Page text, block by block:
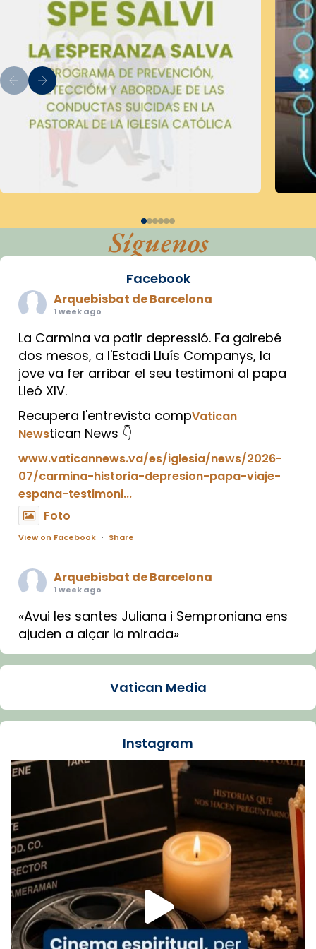
Síguenos
Facebook
Arquebisbat de Barcelona
1 week ago
La Carmina va patir depressió. Fa gairebé
dos mesos, a l'Estadi Lluís Companys, la
jove va fer arribar el seu testimoni al papa
Lleó XIV.
Recupera l'entrevista compVatican
Newstican News 👇
www.vaticannews.va/es/iglesia/news/2026-
07/carmina-historia-depresion-papa-viaje-
espana-testimoni...
Foto
View on Facebook · Share
Arquebisbat de Barcelona
1 week ago
«Avui les santes Juliana i Semproniana ens
ajuden a alçar la mirada»
Mons. Sergi Gordo, bisbe de Tortosa, ha
Santes de Mataró.
🔗tinyurl.com/cvu5jmbk
Foto
View on Facebook Share
Arquebisbat de Barcelonais at Catedral
de Barcelona.
1 week ago
Aquest dilluns, 27 de juliol, ha tingut lloc la
missa d’acció de gràcies en agraïment al
comitè organitzador de la visita apostòlica
del Sant Pare Lleó XIV a Barcelona, i als
Vatican Media
Instagram